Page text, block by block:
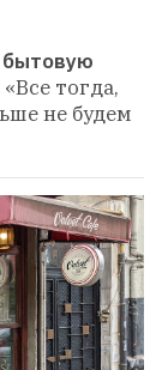
бытовую
«Все тогда,
не будем